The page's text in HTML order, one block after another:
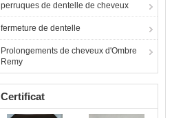
perruques de dentelle de cheveux
fermeture de dentelle
Prolongements de cheveux d'Ombre
Remy
Certificat